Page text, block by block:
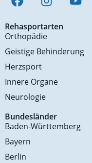
Rehasportarten
Orthopädie
Geistige Behinderung
Herzsport
Innere Organe
Neurologie
Bundesländer
Baden-Württemberg
Bayern
Berlin